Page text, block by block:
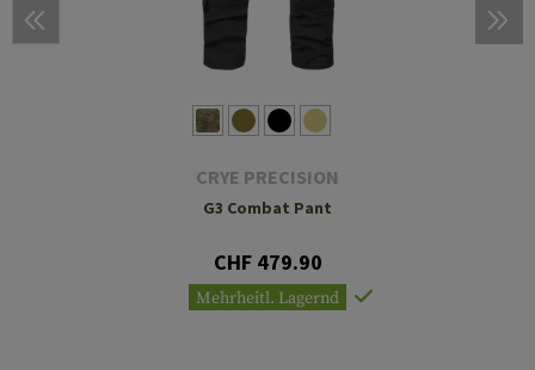
CRYE PRECISION
G3 Combat Pant
CHF 479.90
Mehrheitl. Lagernd